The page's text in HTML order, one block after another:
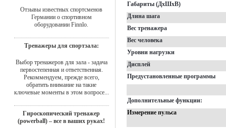
Отзывы известных спортсменов
Германии о спортивном
оборудовании Finnlo.
Тренажеры для спортзала:
Выбор тренажеров для зала - задача
первостепенная и ответственная.
Рекоммендуем, прежде всего,
обратить внимание на такие
ключевые моменты в этом вопросе...
Гироскопический тренажер
(powerball) – все в ваших руках!
Габариты (ДхШхВ)
Длина шага
Вес тренажера
Вес человека
Уровни нагрузки
Дисплей
Предустановленные программы
Дополнительные функции:
Измерение пульса